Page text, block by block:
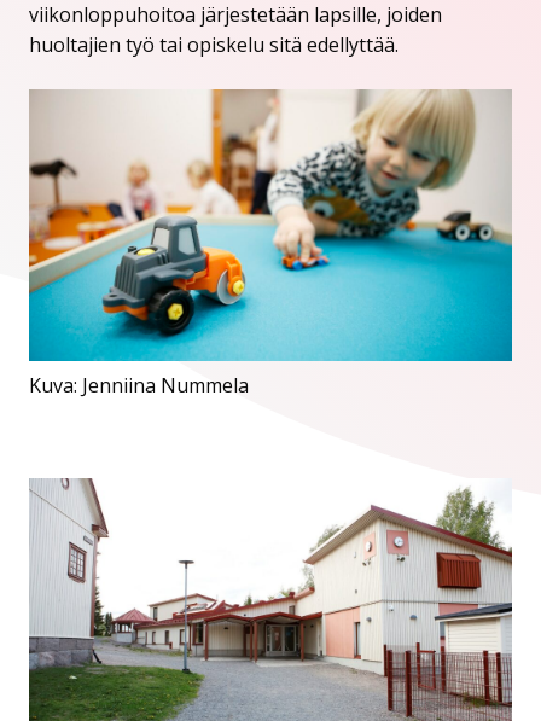
viikonloppuhoitoa järjestetään lapsille, joiden
huoltajien työ tai opiskelu sitä edellyttää.
Kuva: Jenniina Nummela